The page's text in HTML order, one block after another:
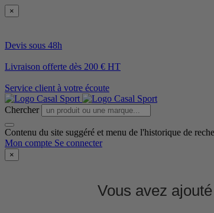
×
Devis sous 48h
Livraison offerte dès 200 € HT
Service client à votre écoute
Chercher
Contenu du site suggéré et menu de l'historique de
Mon compte Se connecter
×
Vous avez